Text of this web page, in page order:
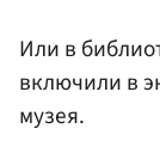
Или в
включили в
музея.